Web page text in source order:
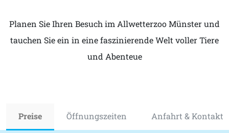
Planen Sie Ihren Besuch im Allwetterzoo Münster und
tauchen Sie ein in eine faszinierende Welt voller Tiere
und Abenteue
Preise Öffnungszeiten Anfahrt & Kontakt